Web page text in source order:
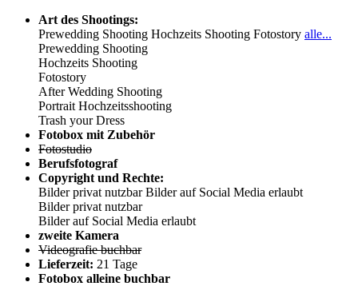
Art des Shootings:
Prewedding Shooting Hochzeits Shooting Fotostory alle...
Prewedding Shooting
Hochzeits Shooting
Fotostory
After Wedding Shooting
Portrait Hochzeitsshooting
Trash your Dress
Fotobox mit Zubehör
Fotostudio
Berufsfotograf
Copyright und Rechte:
Bilder privat nutzbarBilder auf Social Media erlaubt
Bilder privat nutzbar
Bilder auf Social Media erlaubt
zweite Kamera
Videografie buchbar
Lieferzeit: 21 Tage
Fotobox alleine buchbar